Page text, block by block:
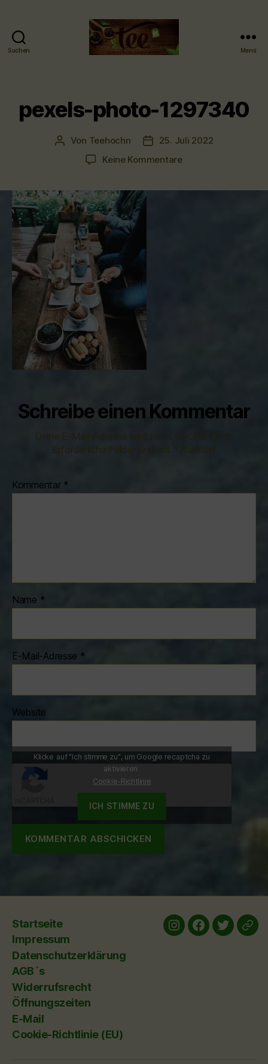
Suchen
-
Teefachgeschäft
Teehaus
Menü
pexels-photo-1297340
Beitragsautor
Von Teehochn Veröffentlichungsdatum
25. Juli 2022
Keine Kommentarezu
Schreibe einen Kommentar
Deine E-Mail-Adresse wird nicht veröffentlicht.
Erforderliche Felder sind mit * markiert
Kommentar *
Name *
E-Mail-Adresse *
Website
Klicke auf "Ich stimme zu", um Google recaptcha zu
aktivieren
Cookie-Richtlinie
ICH STIMME ZU
Startseite
Impressum
Datenschutzerklärung
AGB´s
Widerrufsrecht
Öffnungszeiten
E-Mail
Cookie-Richtlinie (EU)
InstagramFacebook
twitter